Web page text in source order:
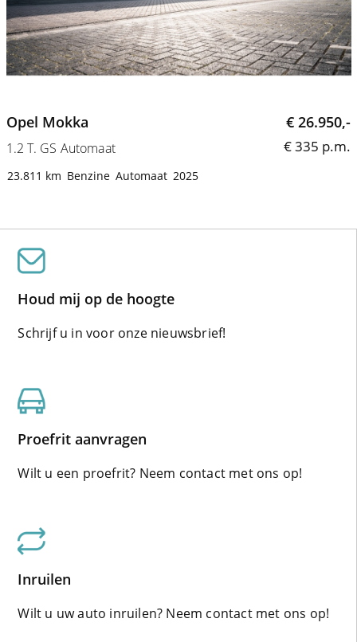
Opel Mokka
1.2 T. GS Automaat
€ 26.950,-
€ 335 p.m.
23.811 km Benzine Automaat 2025
Houd mij op de hoogte
Schrijf u in voor onze nieuwsbrief!
Proefrit aanvragen
Wilt u een proefrit? Neem contact met ons op!
Inruilen
Wilt u uw auto inruilen? Neem contact met ons op!